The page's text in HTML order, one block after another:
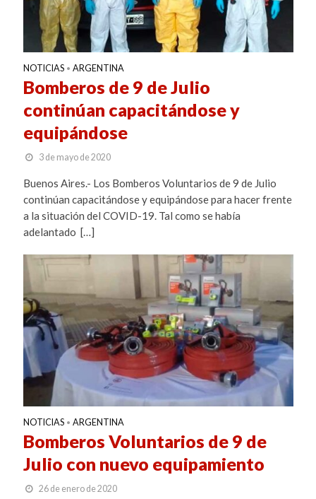
NOTICIAS • ARGENTINA
Bomberos de 9 de Julio
continúan capacitándose y
equipándose
3 de mayo de 2020
Buenos Aires.- Los Bomberos Voluntarios de 9 de Julio
continúan capacitándose y equipándose para hacer frente
a la situación del COVID-19. Tal como se había
adelantado […]
NOTICIAS • ARGENTINA
Bomberos Voluntarios de 9 de
Julio con nuevo equipamiento
26 de enero de 2020